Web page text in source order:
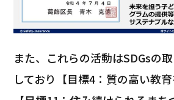
また、これらの活動はSDGsの
しており【目標4：質の高い教育